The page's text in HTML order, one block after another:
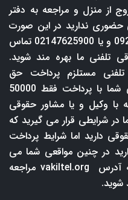
از منزل و مراجعه به دفتر
حضوری ندارید در این صورت
نیز می توانید با شماره 09212242670 و یا 02147625900 تماس
تلفنی ما بهره مند شوید.
مستلزم پرداخت حق
المشاوره است اما در وکلای تلفنی شما با پرداخت فقط 50000
توانید به مدت 5 دقیقه با وکیل و یا مشاور حقوقی
در شرایطی قرار می گیرید که
دارید اما شرایط پرداخت
در چنین مواقعی شما می
آدرس
vakiltel.org مراجعه
شوید.